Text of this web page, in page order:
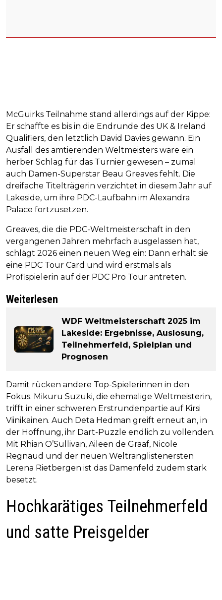
McGuirks Teilnahme stand allerdings auf der Kippe:
Er schaffte es bis in die Endrunde des UK & Ireland
Qualifiers, den letztlich David Davies gewann. Ein
Ausfall des amtierenden Weltmeisters wäre ein
herber Schlag für das Turnier gewesen – zumal
auch Damen-Superstar Beau Greaves fehlt. Die
dreifache Titelträgerin verzichtet in diesem Jahr auf
Lakeside, um ihre PDC-Laufbahn im Alexandra
Palace fortzusetzen.
Greaves, die die PDC-Weltmeisterschaft in den
vergangenen Jahren mehrfach ausgelassen hat,
schlägt 2026 einen neuen Weg ein: Dann erhält sie
eine PDC Tour Card und wird erstmals als
Profispielerin auf der PDC Pro Tour antreten.
Weiterlesen
WDF Weltmeisterschaft 2025 im
Lakeside: Ergebnisse, Auslosung,
Teilnehmerfeld, Spielplan und
Prognosen
Damit rücken andere Top-Spielerinnen in den
Fokus. Mikuru Suzuki, die ehemalige Weltmeisterin,
trifft in einer schweren Erstrundenpartie auf Kirsi
Viinikainen. Auch Deta Hedman greift erneut an, in
der Hoffnung, ihr Dart-Puzzle endlich zu vollenden.
Mit Rhian O’Sullivan, Aileen de Graaf, Nicole
Regnaud und der neuen Weltranglistenersten
Lerena Rietbergen ist das Damenfeld zudem stark
besetzt.
Hochkarätiges Teilnehmerfeld
und satte Preisgelder